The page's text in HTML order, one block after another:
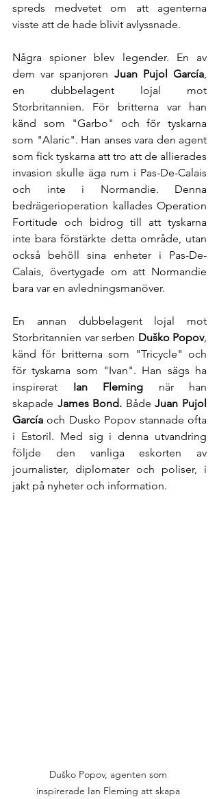
spreds medvetet om att agenterna
visste att de hade blivit avlyssnade.
Några spioner blev legender. En av
dem var spanjoren Juan Pujol García,
en dubbelagent lojal mot
Storbritannien. För britterna var han
känd som "Garbo" och för tyskarna
som "Alaric". Han anses vara den agent
som fick tyskarna att tro att de allierades
invasion skulle äga rum i Pas-De-Calais
och inte i Normandie. Denna
bedrägerioperation kallades Operation
Fortitude och bidrog till att tyskarna
inte bara förstärkte detta område, utan
också behöll sina enheter i Pas-De-
Calais, övertygade om att Normandie
bara var en avledningsmanöver.
En annan dubbelagent lojal mot
Storbritannien var serben Duško Popov,
känd för britterna som "Tricycle" och
för tyskarna som "Ivan". Han sägs ha
inspirerat Ian Fleming när han
skapade James Bond. Både Juan Pujol
García och Dusko Popov stannade ofta
i Estoril. Med sig i denna utvandring
följde den vanliga eskorten av
journalister, diplomater och poliser, i
jakt på nyheter och information.
Duško Popov, agenten som
inspirerade Ian Fleming att skapa